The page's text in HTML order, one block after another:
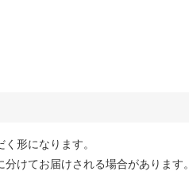
形になります。
けてお届けされる場合があります。